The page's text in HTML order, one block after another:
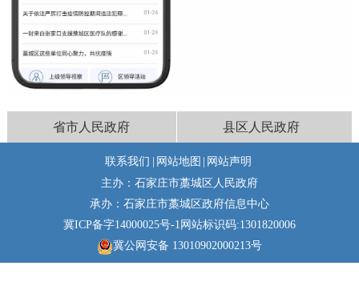
省市人民政府 县区人民政府
联系我们 | 网站地图 | 网站声明
主办：石家庄市藁城区人民政府
承办：石家庄市藁城区政府信息中心
冀ICP备字14000025号-1网站标识码:1301820006
冀公网安备 13010902000213号